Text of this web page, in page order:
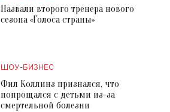
Назвали второго тренера нового
сезона «Голоса страны»
ШОУ-БИЗНЕС
Фил Коллинз признался, что
попрощался с детьми из-за
смертельной болезни